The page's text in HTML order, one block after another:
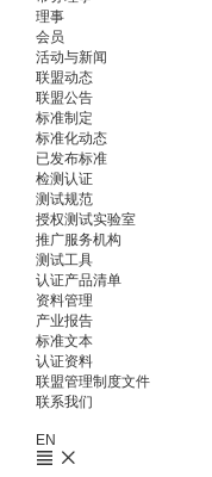
理事
会员
活动与新闻
联盟动态
联盟公告
标准制定
标准化动态
已发布标准
检测认证
测试规范
授权测试实验室
推广服务机构
测试工具
认证产品清单
资料管理
产业报告
标准文本
认证资料
联盟管理制度文件
联系我们
EN